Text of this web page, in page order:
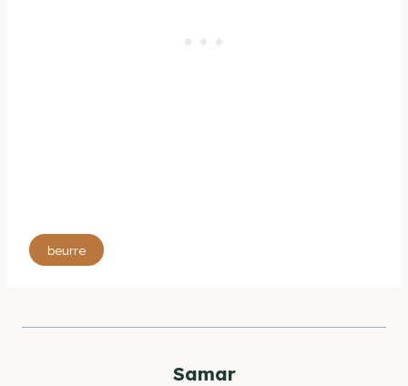
Étiquettes
de
publication :
beurre
Samar